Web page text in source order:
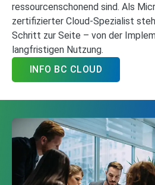
ressourcenschonend sind. Als
zertifizierter Cloud-Spezialist
Schritt zur Seite – von der
langfristigen Nutzung.
INFO BC CLOUD